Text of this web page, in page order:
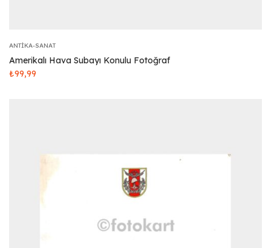
ANTIKA-SANAT
Amerikalı Hava Subayı Konulu Fotoğraf
₺99,99